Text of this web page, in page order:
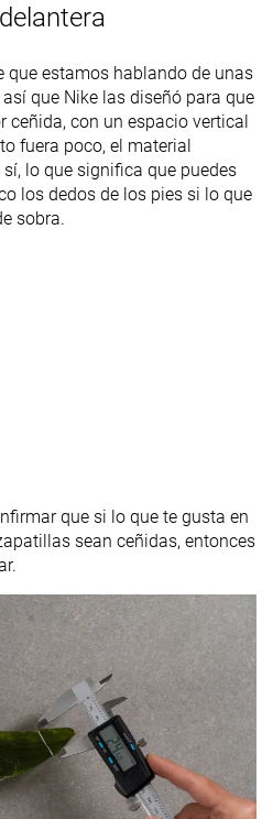
que estamos hablando de unas
que Nike las diseñó para que
ceñida, con un espacio vertical
fuera poco, el material
lo que significa que puedes
los dedos de los pies si lo que
sobra.
que si lo que te gusta en
sean ceñidas, entonces